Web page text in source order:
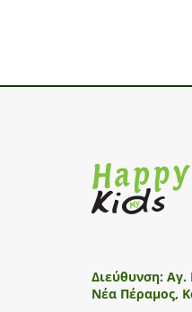
Διεύθυνση: Αγ.
Νέα Πέραμος,